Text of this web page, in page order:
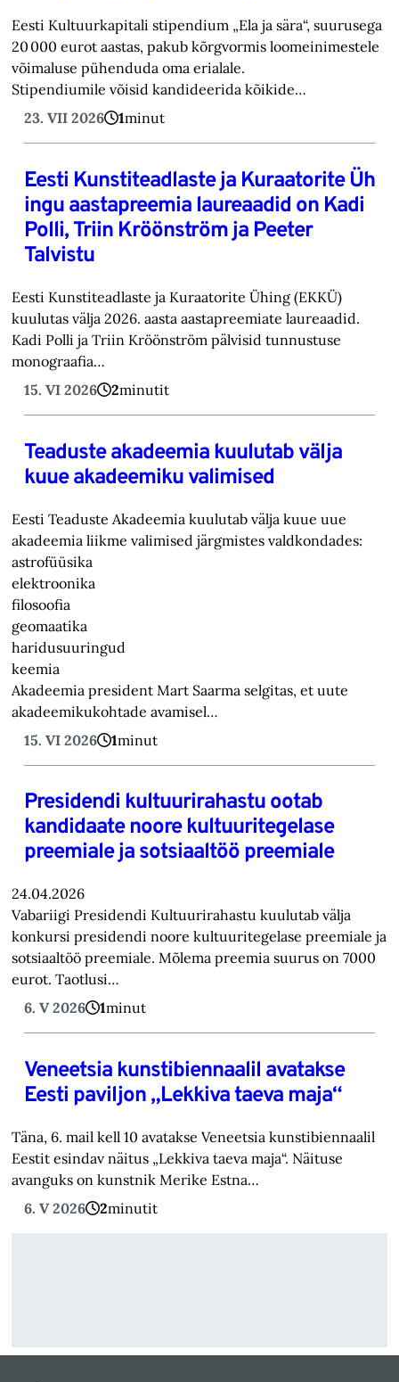
Eesti Kultuurkapitali stipendium „Ela ja sära“, suurusega
20 000 eurot aastas, pakub kõrgvormis loomeinimestele
võimaluse pühenduda oma erialale.
Stipendiumile võisid kandideerida kõikide…
23. VII 2026
1minut
Eesti Kunstiteadlaste ja Kuraatorite Üh
ingu aastapreemia laureaadid on Kadi
Polli, Triin Kröönström ja Peeter
Talvistu
Eesti Kunstiteadlaste ja Kuraatorite Ühing (EKKÜ)
kuulutas välja 2026. aasta aastapreemiate laureaadid.
Kadi Polli ja Triin Kröönström pälvisid tunnustuse
monograafia…
15. VI 2026
2minutit
Teaduste akadeemia kuulutab välja
kuue akadeemiku valimised
Eesti Teaduste Akadeemia kuulutab välja kuue uue
akadeemia liikme valimised järgmistes valdkondades:
astrofüüsika
elektroonika
filosoofia
geomaatika
haridusuuringud
keemia
Akadeemia president Mart Saarma selgitas, et uute
akadeemikukohtade avamisel…
15. VI 2026
1minut
Presidendi kultuurirahastu ootab
kandidaate noore kultuuritegelase
preemiale ja sotsiaaltöö preemiale
24.04.2026
Vabariigi Presidendi Kultuurirahastu kuulutab välja
konkursi presidendi noore kultuuritegelase preemiale ja
sotsiaaltöö preemiale. Mõlema preemia suurus on 7000
eurot. Taotlusi…
6. V 2026
1minut
Veneetsia kunstibiennaalil avatakse
Eesti paviljon „Lekkiva taeva maja“
Täna, 6. mail kell 10 avatakse Veneetsia kunstibiennaalil
Eestit esindav näitus „Lekkiva taeva maja“. Näituse
avanguks on kunstnik Merike Estna…
6. V 2026
2minutit